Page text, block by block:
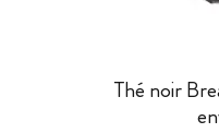
Thé noir